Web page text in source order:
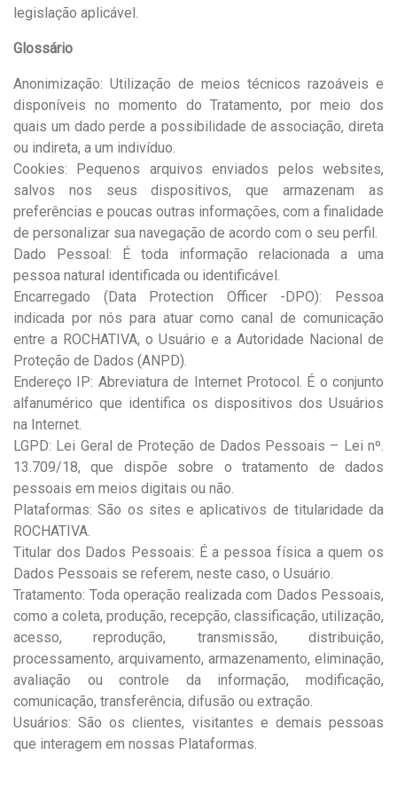
legislação aplicável.
Glossário
Anonimização: Utilização de meios técnicos razoáveis e
disponíveis no momento do Tratamento, por meio dos
quais um dado perde a possibilidade de associação, direta
ou indireta, a um indivíduo.
Cookies: Pequenos arquivos enviados pelos websites,
salvos nos seus dispositivos, que armazenam as
preferências e poucas outras informações, com a finalidade
de personalizar sua navegação de acordo com o seu perfil.
Dado Pessoal: É toda informação relacionada a uma
pessoa natural identificada ou identificável.
Encarregado (Data Protection Officer -DPO): Pessoa
indicada por nós para atuar como canal de comunicação
entre a ROCHATIVA, o Usuário e a Autoridade Nacional de
Proteção de Dados (ANPD).
Endereço IP: Abreviatura de Internet Protocol. É o conjunto
alfanumérico que identifica os dispositivos dos Usuários
na Internet.
LGPD: Lei Geral de Proteção de Dados Pessoais – Lei nº.
13.709/18, que dispõe sobre o tratamento de dados
pessoais em meios digitais ou não.
Plataformas: São os sites e aplicativos de titularidade da
ROCHATIVA.
Titular dos Dados Pessoais: É a pessoa física a quem os
Dados Pessoais se referem, neste caso, o Usuário.
Tratamento: Toda operação realizada com Dados Pessoais,
como a coleta, produção, recepção, classificação, utilização,
acesso, reprodução, transmissão, distribuição,
processamento, arquivamento, armazenamento, eliminação,
avaliação ou controle da informação, modificação,
comunicação, transferência, difusão ou extração.
Usuários: São os clientes, visitantes e demais pessoas
que interagem em nossas Plataformas.